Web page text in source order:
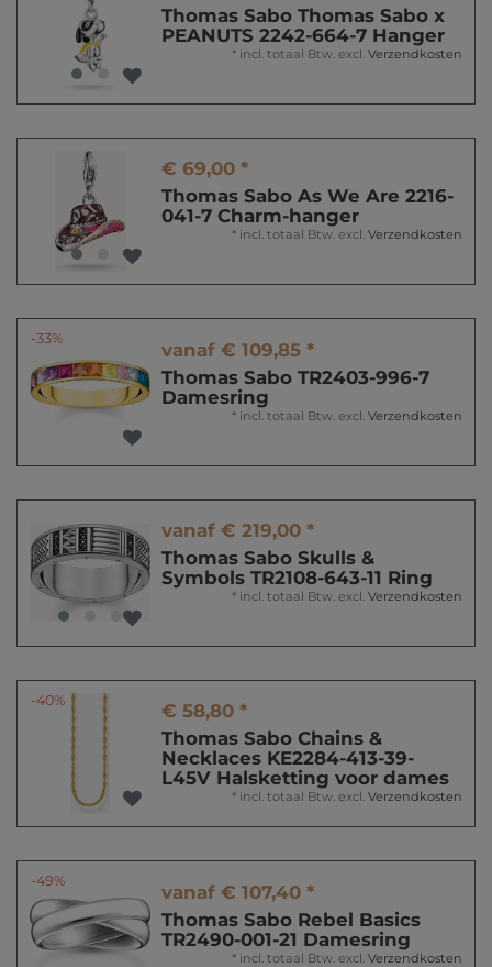
Thomas Sabo Thomas Sabo x
PEANUTS 2242-664-7 Hanger
* incl. totaal Btw. excl. Verzendkosten
€ 69,00 *
Thomas Sabo As We Are 2216-
041-7 Charm-hanger
* incl. totaal Btw. excl. Verzendkosten
-33%
vanaf € 109,85 *
Thomas Sabo TR2403-996-7
Damesring
* incl. totaal Btw. excl. Verzendkosten
vanaf € 219,00 *
Thomas Sabo Skulls &
Symbols TR2108-643-11 Ring
* incl. totaal Btw. excl. Verzendkosten
-40%
€ 58,80 *
Thomas Sabo Chains &
Necklaces KE2284-413-39-
L45V Halsketting voor dames
* incl. totaal Btw. excl. Verzendkosten
-49%
vanaf € 107,40 *
Thomas Sabo Rebel Basics
TR2490-001-21 Damesring
* incl. totaal Btw. excl. Verzendkosten